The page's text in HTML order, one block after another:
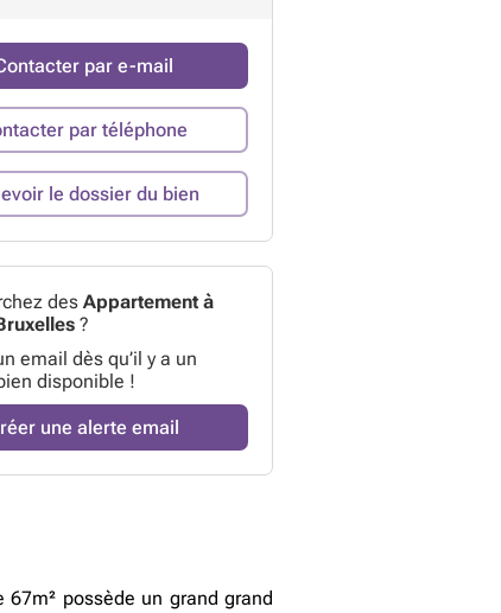
par e-mail
par téléphone
le dossier du bien
des Appartement à
?
email dès qu’il y a un
disponible !
une alerte email
possède un grand grand